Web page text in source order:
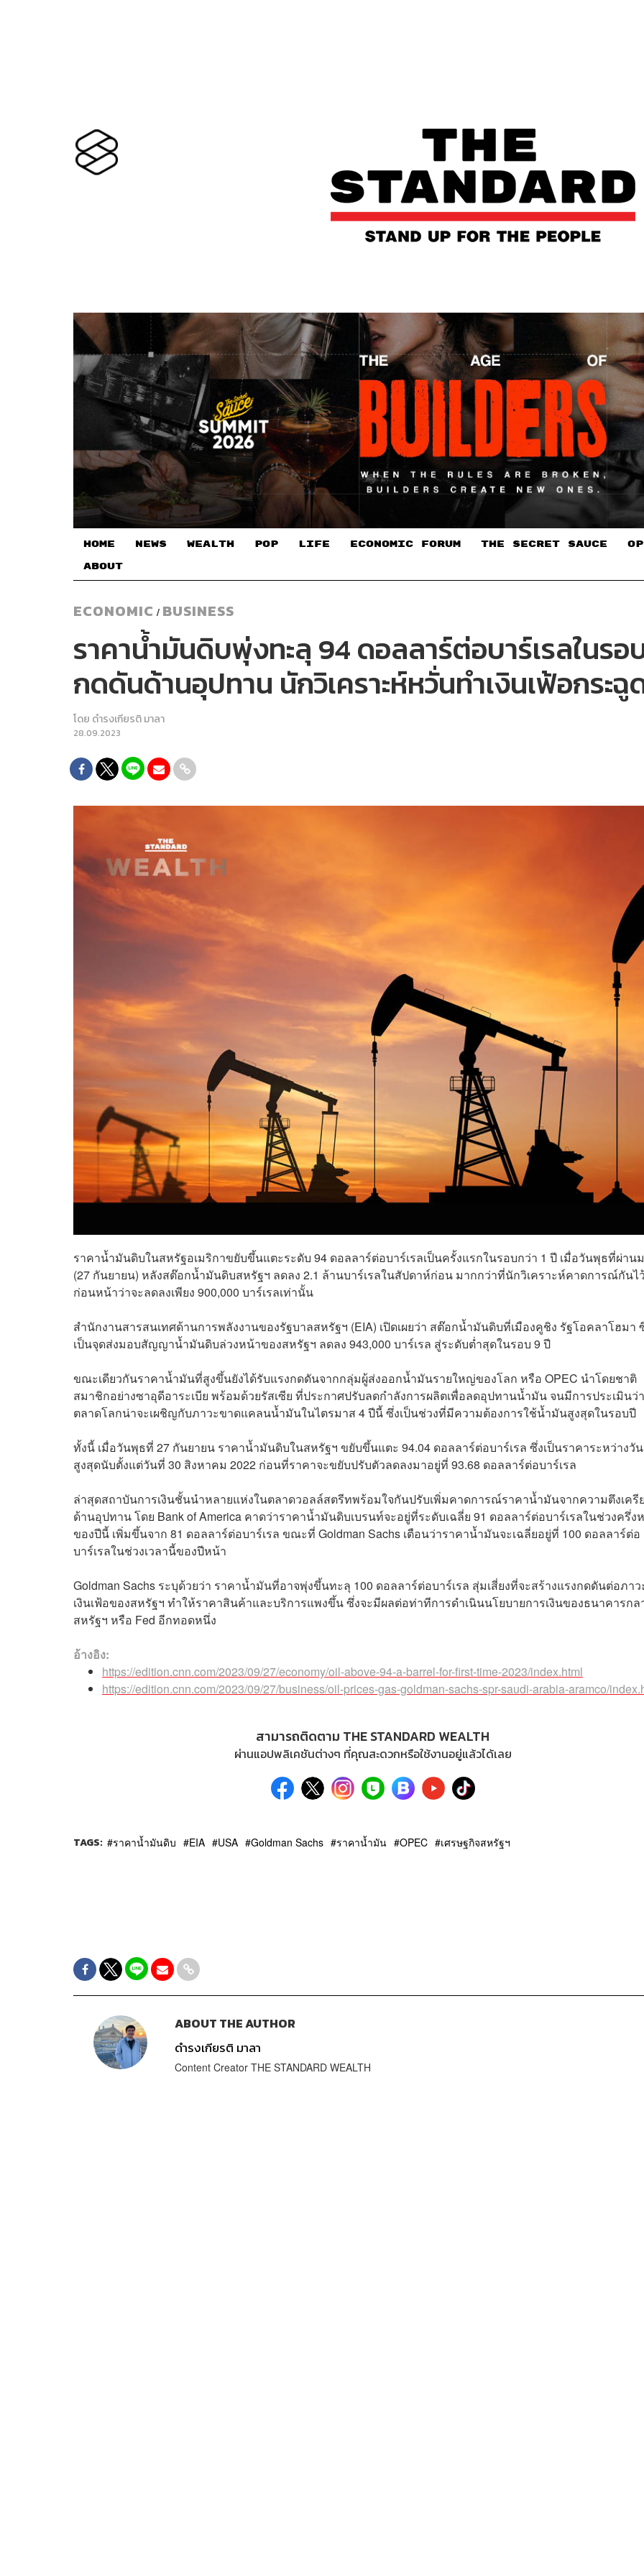
HOME NEWS WEALTH POP LIFE ECONOMIC FORUM THE SECRET SAUCE​
ABOUT
ECONOMIC / BUSINESS
ราคาน้ำมันดิบพุ่งทะลุ 94 ดอลลาร์ต่อบาร์เรลในรอ
กดดันด้านอุปทาน นักวิเคราะห์หวั่นทำเงินเฟ้อกระ
โดย ดำรงเกียรติ มาลา
28.09.2023
ราคาน้ำมันดิบในสหรัฐอเมริกาขยับขึ้นแตะระดับ 94 ดอลลาร์ต่อบาร์เรลเป็นครั้งแรกในรอบกว่า 1 ปี เมื่อวันพุธที่ผ่าน
(27 กันยายน) หลังสต๊อกน้ำมันดิบสหรัฐฯ ลดลง 2.1 ล้านบาร์เรลในสัปดาห์ก่อน มากกว่าที่นักวิเคราะห์คาดการณ์กันไ
ก่อนหน้าว่าจะลดลงเพียง 900,000 บาร์เรลเท่านั้น
สำนักงานสารสนเทศด้านการพลังงานของรัฐบาลสหรัฐฯ (EIA) เปิดเผยว่า สต๊อกน้ำมันดิบที่เมืองคูชิง รัฐโอคลาโฮมา
เป็นจุดส่งมอบสัญญาน้ำมันดิบล่วงหน้าของสหรัฐฯ ลดลง 943,000 บาร์เรล สู่ระดับต่ำสุดในรอบ 9 ปี
ขณะเดียวกันราคาน้ำมันที่สูงขึ้นยังได้รับแรงกดดันจากกลุ่มผู้ส่งออกน้ำมันรายใหญ่ของโลก หรือ OPEC นำโดยชาติ
สมาชิกอย่างซาอุดีอาระเบีย พร้อมด้วยรัสเซีย ที่ประกาศปรับลดกำลังการผลิตเพื่อลดอุปทานน้ำมัน จนมีการประเมินว่า
ตลาดโลกน่าจะเผชิญกับภาวะขาดแคลนน้ำมันในไตรมาส 4 ปีนี้ ซึ่งเป็นช่วงที่มีความต้องการใช้น้ำมันสูงสุดในรอบปี
ทั้งนี้ เมื่อวันพุธที่ 27 กันยายน ราคาน้ำมันดิบในสหรัฐฯ ขยับขึ้นแตะ 94.04 ดอลลาร์ต่อบาร์เรล ซึ่งเป็นราคาระหว่างวัน
สูงสุดนับตั้งแต่วันที่ 30 สิงหาคม 2022 ก่อนที่ราคาจะขยับปรับตัวลดลงมาอยู่ที่ 93.68 ดอลลาร์ต่อบาร์เรล
ล่าสุดสถาบันการเงินชั้นนำหลายแห่งในตลาดวอลล์สตรีทพร้อมใจกันปรับเพิ่มคาดการณ์ราคาน้ำมันจากความตึงเครี
ด้านอุปทาน โดย Bank of America คาดว่าราคาน้ำมันดิบเบรนท์จะอยู่ที่ระดับเฉลี่ย 91 ดอลลาร์ต่อบาร์เรลในช่วงครึ่ง
ของปีนี้ เพิ่มขึ้นจาก 81 ดอลลาร์ต่อบาร์เรล ขณะที่ Goldman Sachs เตือนว่าราคาน้ำมันจะเฉลี่ยอยู่ที่ 100 ดอลลาร์ต่อ
บาร์เรลในช่วงเวลานี้ของปีหน้า
Goldman Sachs ระบุด้วยว่า ราคาน้ำมันที่อาจพุ่งขึ้นทะลุ 100 ดอลลาร์ต่อบาร์เรล สุ่มเสี่ยงที่จะสร้างแรงกดดันต่อภาว
เงินเฟ้อของสหรัฐฯ ทำให้ราคาสินค้าและบริการแพงขึ้น ซึ่งจะมีผลต่อท่าทีการดำเนินนโยบายการเงินของธนาคารกล
สหรัฐฯ หรือ Fed อีกทอดหนึ่ง
อ้างอิง:
https://edition.cnn.com/2023/09/27/economy/oil-above-94-a-barrel-for-first-time-2023/index.html
https://edition.cnn.com/2023/09/27/business/oil-prices-gas-goldman-sachs-spr-saudi-arabia-aramco/
สามารถติดตาม THE STANDARD WEALTH
ผ่านแอปพลิเคชันต่างๆ ที่คุณสะดวกหรือใช้งานอยู่แล้วได้เลย
TAGS: ราคาน้ำมันดิบ EIA USA Goldman Sachs ราคาน้ำมัน OPEC เศรษฐกิจสหรัฐฯ
ABOUT THE AUTHOR
ดำรงเกียรติ มาลา
Content Creator THE STANDARD WEALTH